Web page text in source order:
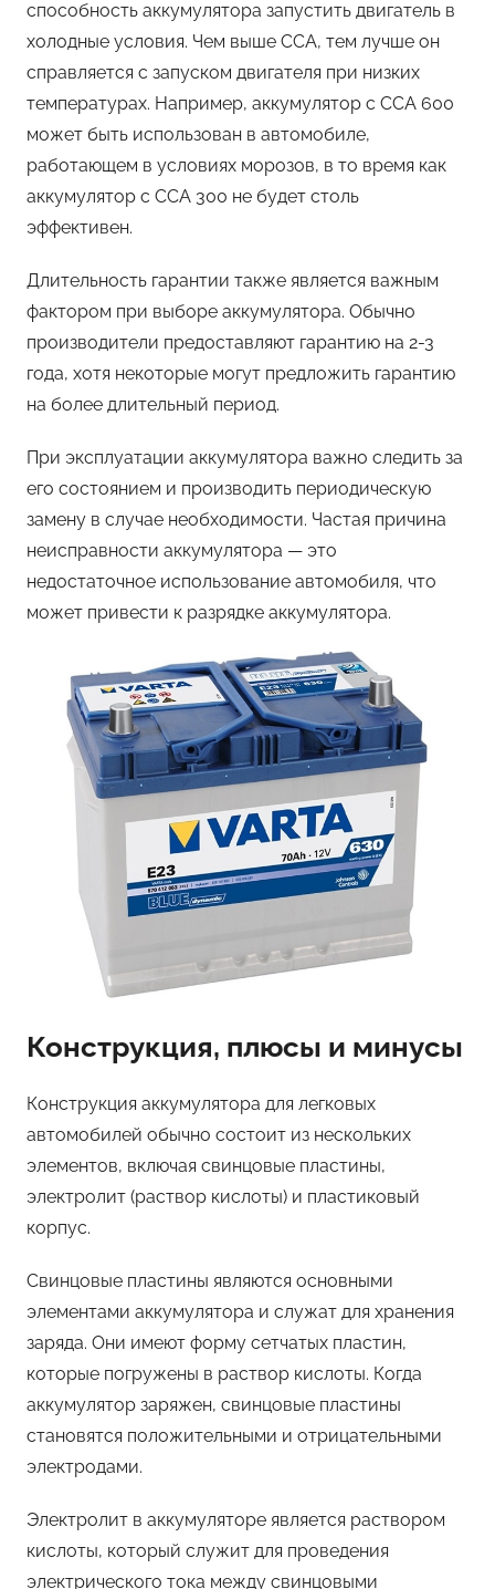
способность аккумулятора запустить двигатель в
холодные условия. Чем выше CCA, тем лучше он
справляется с запуском двигателя при низких
температурах. Например, аккумулятор с CCA 600
может быть использован в автомобиле,
работающем в условиях морозов, в то время как
аккумулятор с CCA 300 не будет столь
эффективен.
Длительность гарантии также является важным
фактором при выборе аккумулятора. Обычно
производители предоставляют гарантию на 2-3
года, хотя некоторые могут предложить гарантию
на более длительный период.
При эксплуатации аккумулятора важно следить за
его состоянием и производить периодическую
замену в случае необходимости. Частая причина
неисправности аккумулятора — это
недостаточное использование автомобиля, что
может привести к разрядке аккумулятора.
Конструкция, плюсы и минусы
Конструкция аккумулятора для легковых
автомобилей обычно состоит из нескольких
элементов, включая свинцовые пластины,
электролит (раствор кислоты) и пластиковый
корпус.
Свинцовые пластины являются основными
элементами аккумулятора и служат для хранения
заряда. Они имеют форму сетчатых пластин,
которые погружены в раствор кислоты. Когда
аккумулятор заряжен, свинцовые пластины
становятся положительными и отрицательными
электродами.
Электролит в аккумуляторе является раствором
кислоты, который служит для проведения
электрического тока между свинцовыми